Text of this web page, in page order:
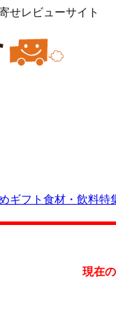
せレビューサイト
ギフト 食材・飲料特
現在